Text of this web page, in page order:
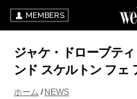
MEMBERS
ジャケ・ドローブテ
ンド スケルトン フェ
ホーム NEWS